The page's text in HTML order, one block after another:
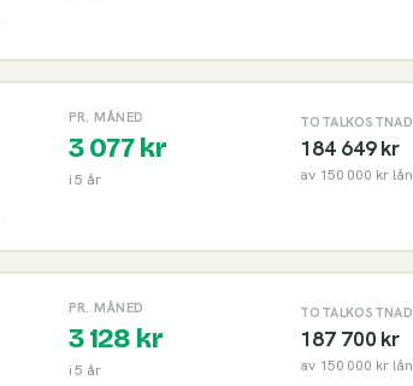
PR. MÅNED
3 077kr
i5 år
TOTALKOSTNAD
184 649kr
av 150 000 kr lån
PR. MÅNED
3 128 kr
i5 år
TOTALKOSTNAD
187 700 kr
av 150 000 kr lån